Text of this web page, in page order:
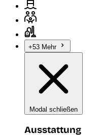
+53 Mehr
Modal schließen
Ausstattung